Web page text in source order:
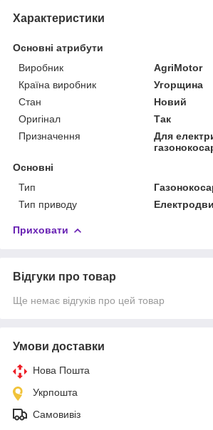
Характеристики
Основні атрибути
Виробник
AgriMotor
Країна виробник
Угорщина
Стан
Новий
Оригінал
Так
Призначення
Для
Основні
Тип
Тип приводу
Приховати
Відгуки про товар
Ще немає відгуків про цей товар
Умови доставки
Нова Пошта
Укрпошта
Самовивіз